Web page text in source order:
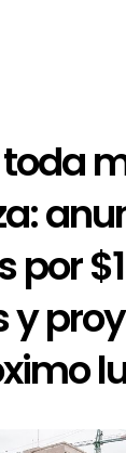
por
y